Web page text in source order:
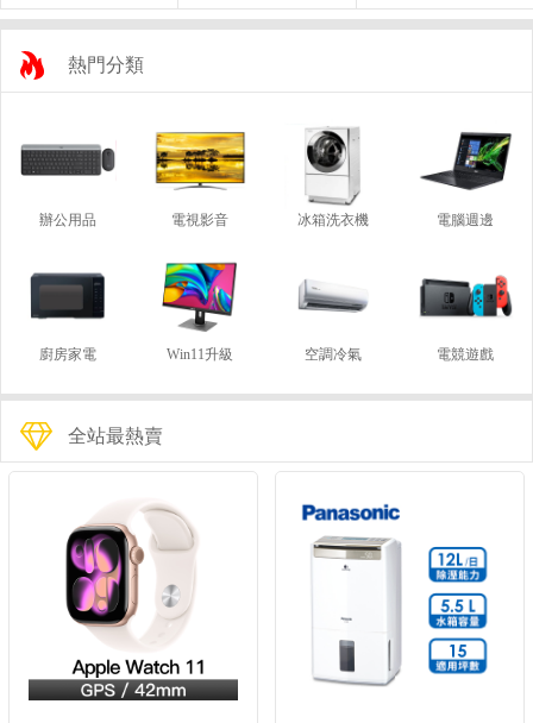
熱門分類
辦公用品 電視影音 冰箱洗衣機 電腦週邊
廚房家電 Win11升級 空調冷氣 電競遊戲
全站最熱賣